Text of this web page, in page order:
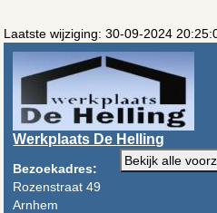
Laatste wijziging: 30-09-2024
Werkplaats De Helling
Bekijk alle
Bezoekadres:
Rozenstraat 49
Arnhem